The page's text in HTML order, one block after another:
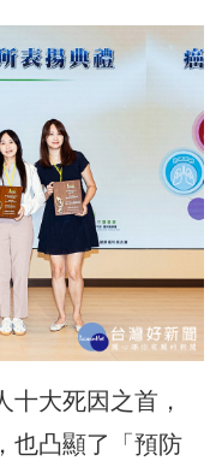
大死因之首，
也凸顯了「預防